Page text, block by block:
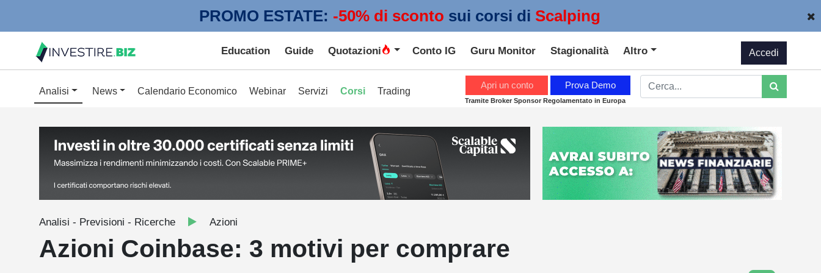
PROMO ESTATE: -50% di sconto sui corsi di Scalping
Education Guide Quotazioni Conto IG Guru Monitor Stagionalità Altro Accedi
Analisi News Calendario Economico Webinar Servizi Corsi Trading
Apri un conto Prova Demo
Tramite Broker Sponsor Regolamentato in Europa
Analisi - Previsioni - Ricerche Azioni
Azioni Coinbase: 3 motivi per comprare